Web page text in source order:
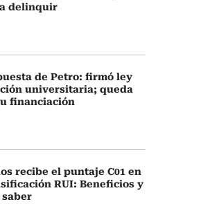
delinquir
de Petro: firmó ley
universitaria; queda
financiación
recibe el puntaje C01 en
RUI: Beneficios y
saber